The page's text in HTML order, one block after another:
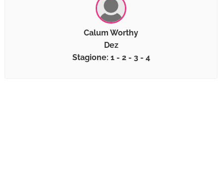
Calum Worthy
Dez
Stagione: 1 - 2 - 3 - 4